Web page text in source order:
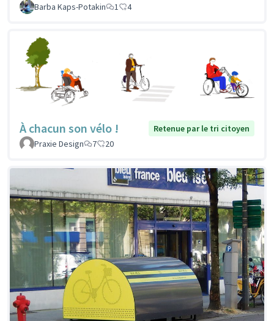
Barba Kaps-Potakin 1 4
À chacun son vélo !
Retenue par le tri citoyen
Praxie Design
7 20